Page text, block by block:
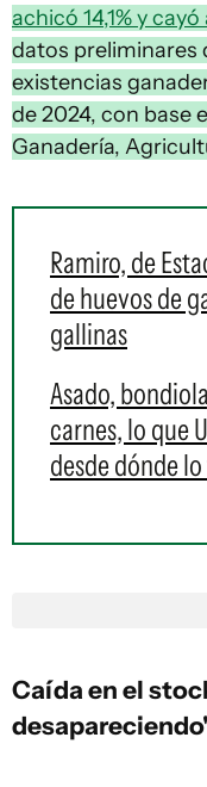
achicó 14,1% y
datos preliminares
existencias
de 2024, con base
Ganadería,
Ramiro, de
de huevos de
gallinas
Asado,
carnes, lo que
desde dónde
Caída en el